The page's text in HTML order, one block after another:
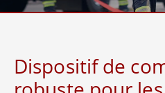
Dispositif de